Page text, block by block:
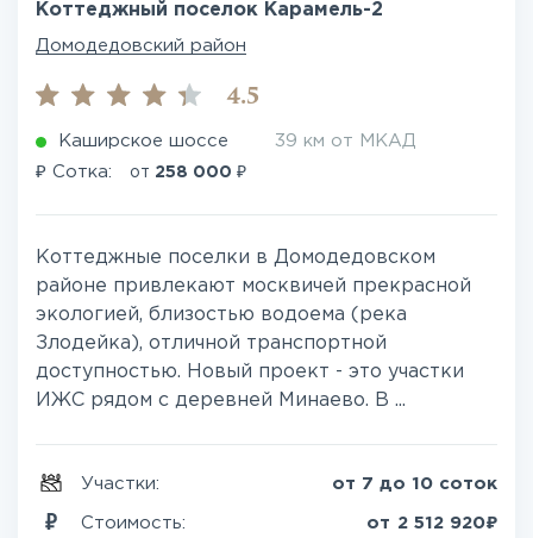
Коттеджный поселок Карамель-2
Домодедовский район
4.5
Каширское шоссе 39 км от МКАД
₽ Сотка: от 258 000 ₽
Коттеджные поселки в Домодедовском
районе привлекают москвичей прекрасной
экологией, близостью водоема (река
Злодейка), отличной транспортной
доступностью. Новый проект - это участки
ИЖС рядом с деревней Минаево. В ...
Участки: от 7 до 10 соток
Стоимость: от 2 512 920₽